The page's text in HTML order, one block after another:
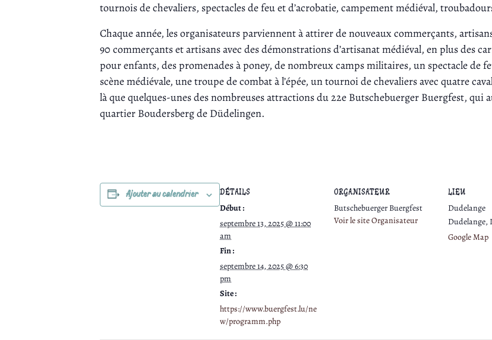
tournois de chevaliers, spectacles de feu et d’acrobatie, campement médiéval,
Chaque année, les organisateurs parviennent à attirer de nouveaux commerçants,
90 commerçants et artisans avec des démonstrations d’artisanat médiéval, en plus des
pour enfants, des promenades à poney, de nombreux camps militaires, un spectacle de
scène médiévale, une troupe de combat à l’épée, un tournoi de chevaliers avec quatre
là que quelques-unes des nombreuses attractions du 22e Butschebuerger Buergfest, qui
quartier Boudersberg de Düdelingen.
Ajouter au calendrier DÉTAILS
Début :
septembre 13, 2025 @ 11:00
am
Fin :
septembre 14, 2025 @ 6:30
pm
Site :
https://www.buergfest.lu/ne
w/programm.php
ORGANISATEUR
Butschebuerger Buergfest
Voir le site Organisateur
LIEU
Dudelange
Dudelange,
Google Map